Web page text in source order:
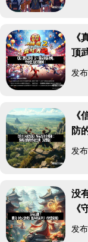
《
顶
发
《
防
发
没
《
发